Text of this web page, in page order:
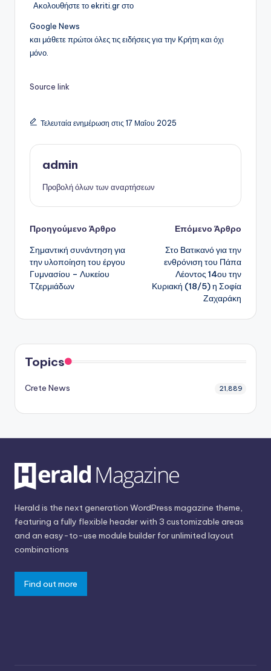
Ακολουθήστε το ekriti.gr στο
Google News
και μάθετε πρώτοι όλες τις ειδήσεις για την Κρήτη και όχι
μόνο.
Source link
Τελευταία ενημέρωση στις 17 Μαΐου 2025
admin
Προβολή όλων των αναρτήσεων
Πλοήγηση
δημοσιεύσεων
Προηγούμενο Άρθρο
Σημαντική συνάντηση για
την υλοποίηση του έργου
Γυμνασίου – Λυκείου
Τζερμιάδων
Επόμενο Άρθρο
Στο Βατικανό για την
ενθρόνιση του Πάπα
Λέοντος 14ου την
Κυριακή (18/5) η Σοφία
Ζαχαράκη
Topics
Crete News 21,889
Herald is the next generation WordPress magazine theme,
featuring a fully flexible header with 3 customizable areas
and an easy-to-use module builder for unlimited layout
combinations
Find out more